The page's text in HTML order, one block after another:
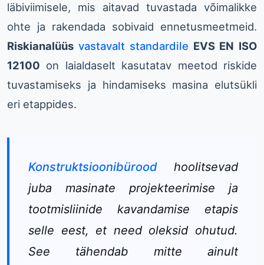
läbiviimisele, mis aitavad tuvastada võimalikke
ohte ja rakendada sobivaid ennetusmeetmeid.
Riskianalüüs vastavalt standardile EVS EN ISO
12100 on laialdaselt kasutatav meetod riskide
tuvastamiseks ja hindamiseks masina elutsükli
eri etappides.
Konstruktsioonibürood hoolitsevad
juba masinate projekteerimise ja
tootmisliinide kavandamise etapis
selle eest, et need oleksid ohutud.
See tähendab mitte ainult